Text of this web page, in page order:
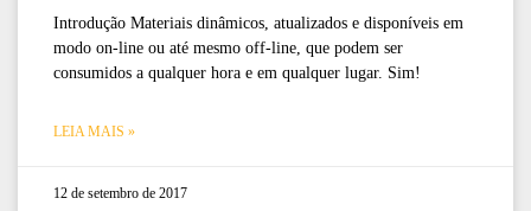
Introdução Materiais dinâmicos, atualizados e disponíveis em
modo on-line ou até mesmo off-line, que podem ser
consumidos a qualquer hora e em qualquer lugar. Sim!
LEIA MAIS »
12 de setembro de 2017